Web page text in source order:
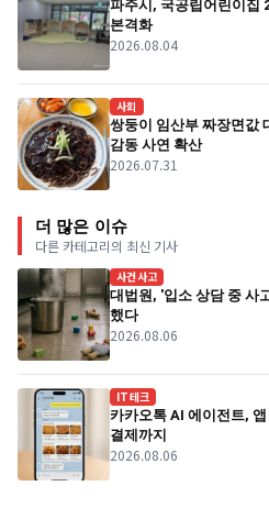
파주시, 국공립어린이집
본격화
2026.08.04
사회
쌍둥이 임산부 짜장면값
감동 사연 확산
2026.07.31
더 많은 이슈
다른 카테고리의 최신 기사
사건사고
대법원, '입소 상담 중 사
했다
2026.08.06
IT테크
카카오톡 AI 에이전트,
결제까지
2026.08.06